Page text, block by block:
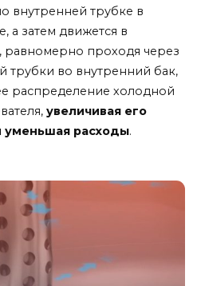
внутренней трубке в
а затем движется в
равномерно проходя через
трубки во внутренний бак,
распределение холодной
увеличивая его
уменьшая расходы.